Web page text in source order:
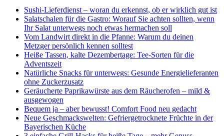
Sushi-Lieferdienst – woran du erkennst, ob er wirklich gut ist
Salatschalen für die Gastro: Worauf Sie achten sollten, wenn
Ihr Salat unterwegs noch etwas hermachen soll
Vom Landwirt direkt in die Pfanne: Warum du deinen
Metzger persönlich kennen solltest
Heiße Tassen, kalte Dezembertage: Tee-Sorten für die
Adventszeit
Natürliche Snacks für unterwegs: Gesunde Energielieferanten
ohne Zuckerzusatz
Geräucherte Paprikawürste aus dem Räucherofen – mild &
ausgewogen
Bequem ja – aber bewusst! Comfort Food neu gedacht
Neue Geschmackswelten: Gefriergetrocknete Früchte in der
Bayerischen Küche